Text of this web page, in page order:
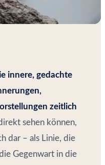
innere, gedachte
zeitlich
sehen können,
dar – als Linie, die
Gegenwart in die